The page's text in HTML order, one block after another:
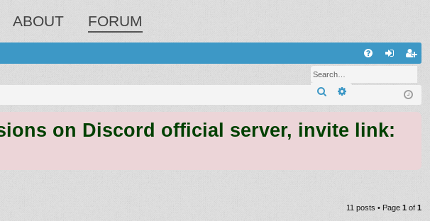
ABOUT FORUM
ist
SearchAdvanced search
on Discord official server, invite link:
11 posts • Page 1 of 1